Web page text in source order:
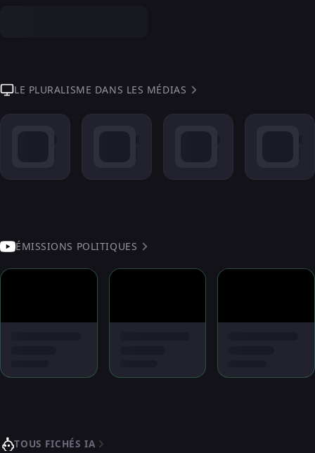
LE PLURALISME DANS LES MÉDIAS
ÉMISSIONS POLITIQUES
TOUS FICHÉS IA